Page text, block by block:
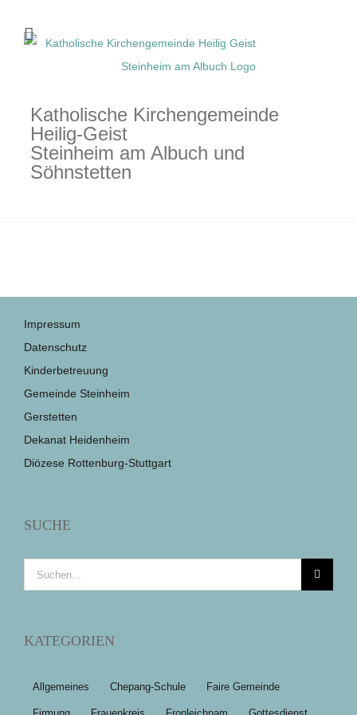
Inhalt
Katholische Kirchengemeinde
Heilig-Geist
Steinheim am Albuch und
Söhnstetten
Impressum
Datenschutz
Kinderbetreuung
Gemeinde Steinheim
Gerstetten
Dekanat Heidenheim
Diözese Rottenburg-Stuttgart
SUCHE
Suche
nach:
KATEGORIEN
Allgemeines Chepang-Schule Faire Gemeinde